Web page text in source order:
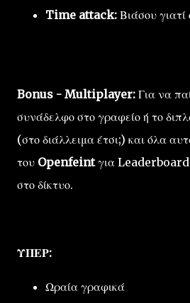
Time attack: Βιάσου
Bonus - Multiplayer: Για να
συνάδελφο στο γραφείο ή το
(στο διάλλειμα έτσι;) και όλα
του Openfeintγια
στο δίκτυο.
ΥΠΕΡ:
Ωραία γραφικά